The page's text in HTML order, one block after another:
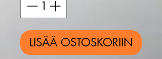
LISÄÄ OSTOSKORIIN